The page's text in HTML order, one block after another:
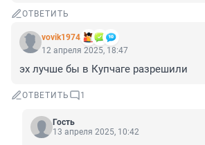
ОТВЕТИТЬ
vovik1974
12 апреля 2025, 18:47
эх лучше бы в Купчаге разрешили
ОТВЕТИТЬ 1
Гость
13 апреля 2025, 10:42